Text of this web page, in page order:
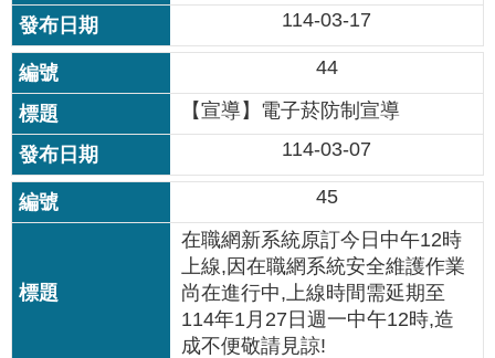
服
務
教
學
資
源
政
訊
公
114-03-17
44
【宣導】電子菸防制宣導
114-03-07
45
在職網新系統原訂今日中午12時
上線,因在職網系統安全維護作業
尚在進行中,上線時間需延期至
114年1月27日週一中午12時,造
成不便敬請見諒!